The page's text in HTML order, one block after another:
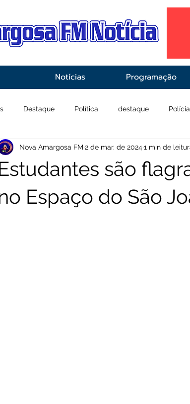
Notícias Programação
Destaque Política destaque Polícia
Esportes Infraestrutura Saúde
são
Espaço do São
Nova Amargosa FM 2 de mar. de 20241 min de